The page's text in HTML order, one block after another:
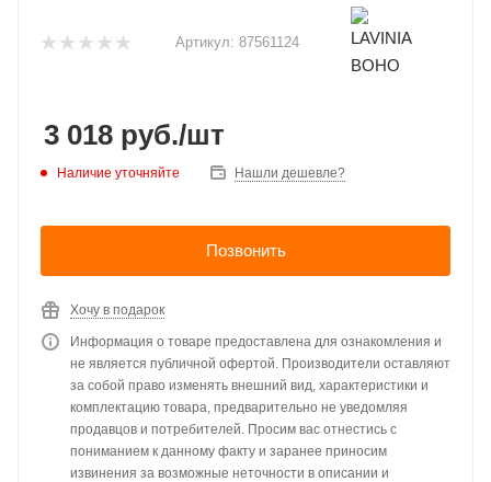
Артикул: 87561124
3 018 руб./шт
Наличие уточняйте Нашли дешевле?
Позвонить
Хочу в подарок
Информация о товаре предоставлена для ознакомления и
не является публичной офертой. Производители оставляют
за собой право изменять внешний вид, характеристики и
комплектацию товара, предварительно не уведомляя
продавцов и потребителей. Просим вас отнестись с
пониманием к данному факту и заранее приносим
извинения за возможные неточности в описании и